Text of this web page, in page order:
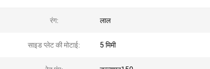
रंग: लाल
साइड प्लेट की मोटाई: 5 मिमी